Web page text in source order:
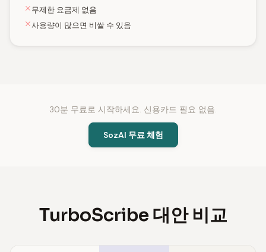
무제한 요금제 없음
사용량이 많으면 비쌀 수 있음
30분 무료로 시작하세요. 신용카드 필요 없음.
SozAI 무료 체험
TurboScribe 대안 비교